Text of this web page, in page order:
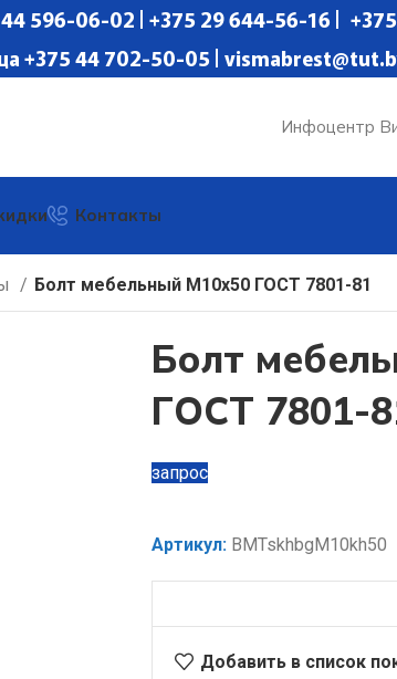
596-06-02 | +375 29 644-56-16 |
+375 44 702-50-05 |
Инфоцентр
Контакты
Болт мебельный М10х50 ГОСТ 7801-81
Болт
ГОСТ 7801-
запрос
Артикул: BMTskhbgM10kh50
Добавить в список